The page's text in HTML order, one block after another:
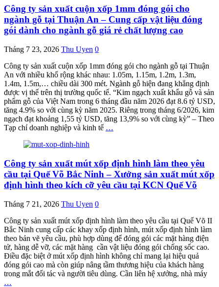
Công ty sản xuất cuộn xốp 1mm đóng gói cho
ngành gỗ tại Thuận An – Cung cấp vật liệu đóng
gói dành cho ngành gỗ giá rẻ chất lượng cao
Tháng 7 23, 2026 Thu Uyen 0
Công ty sản xuất cuộn xốp 1mm đóng gói cho ngành gỗ tại Thuận
An với nhiều khổ rộng khác nhau: 1.05m, 1.15m, 1.2m, 1.3m,
1.4m, 1.5m,… chiều dài 300 mét. Ngành gỗ hiện đang khẳng định
được vị thế trên thị trường quốc tế. “Kim ngạch xuất khẩu gỗ và sản
phẩm gỗ của Việt Nam trong 6 tháng đầu năm 2026 đạt 8.6 tỷ USD,
tăng 4.9% so với cùng kỳ năm 2025. Riêng trong tháng 6/2026, kim
ngạch đạt khoảng 1,55 tỷ USD, tăng 13,9% so với cùng kỳ” – Theo
Tạp chí doanh nghiệp và kinh tế …
Công ty sản xuất mút xốp định hình làm theo yêu
cầu tại Quế Võ Bắc Ninh – Xưởng sản xuất mút xốp
định hình theo kích cỡ yêu cầu tại KCN Quế Võ
Tháng 7 21, 2026 Thu Uyen 0
Công ty sản xuất mút xốp định hình làm theo yêu cầu tại Quế Võ II
Bắc Ninh cung cấp các khay xốp định hình, mút xốp định hình làm
theo bản vẽ yêu cầu, phù hợp dùng để đóng gói các mặt hàng điện
tử, hàng dễ vỡ, các mặt hàng cần vật liệu đóng gói chống sốc cao.
Điều đặc biệt ở mút xốp định hình không chỉ mang lại hiệu quả
đóng gói cao mà còn giúp nâng tầm thương hiệu của khách hàng
trong mắt đối tác và người tiêu dùng. Cần liên hệ xưởng, nhà máy
…